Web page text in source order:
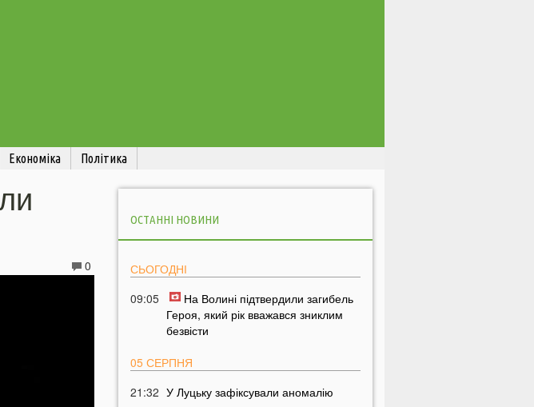
Економіка Політика
0
ОСТАННІ НОВИНИ
СЬОГОДНІ
09:05
На Волині підтвердили загибель
Героя, який рік вважався зниклим
безвісти
05 СЕРПНЯ
21:32 У Луцьку зафіксували аномалію